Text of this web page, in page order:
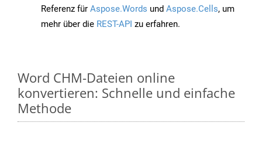
Referenz für Aspose.Words und Aspose.Cells, um
mehr über die REST-API zu erfahren.
Word CHM-Dateien online
konvertieren: Schnelle und einfache
Methode